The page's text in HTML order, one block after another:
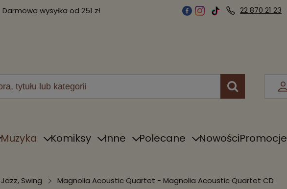
Darmowa wysyłka od 251 zł 22 870 21 23
Muzyka Komiksy Inne Polecane NowościPromocje
Jazz, Swing Magnolia Acoustic Quartet - Magnolia Acoustic Quartet CD